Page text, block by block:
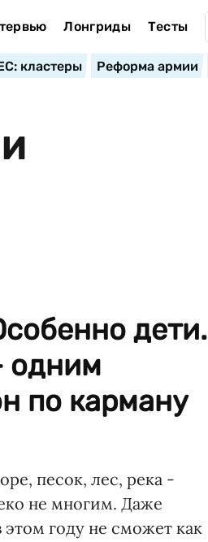
Лонгриды Тесты
кластеры Реформа армии
дети.
одним
по карману
песок, лес, река -
не многим. Даже
году не сможет как